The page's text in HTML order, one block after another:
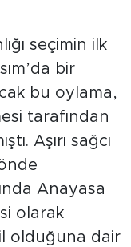
seçimin ilk
bir
bu oylama,
tarafından
Aşırı sağcı
Anayasa
olarak
olduğuna dair